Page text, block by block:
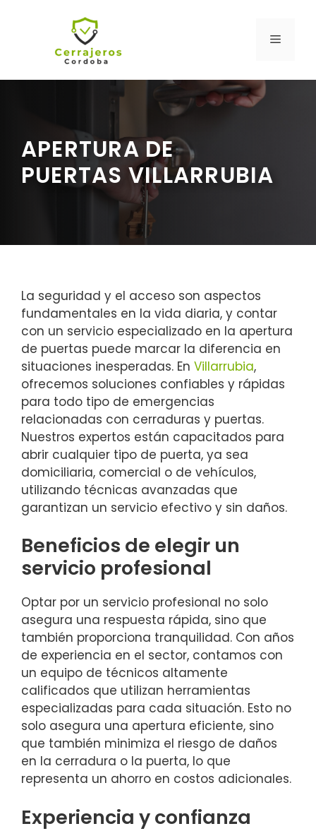
MENÚ
APERTURA DE
PUERTAS VILLARRUBIA
La seguridad y el acceso son aspectos
fundamentales en la vida diaria, y contar
con un servicio especializado en la apertura
de puertas puede marcar la diferencia en
situaciones inesperadas. En Villarrubia,
ofrecemos soluciones confiables y rápidas
para todo tipo de emergencias
relacionadas con cerraduras y puertas.
Nuestros expertos están capacitados para
abrir cualquier tipo de puerta, ya sea
domiciliaria, comercial o de vehículos,
utilizando técnicas avanzadas que
garantizan un servicio efectivo y sin daños.
Beneficios de elegir un
servicio profesional
Optar por un servicio profesional no solo
asegura una respuesta rápida, sino que
también proporciona tranquilidad. Con años
de experiencia en el sector, contamos con
un equipo de técnicos altamente
calificados que utilizan herramientas
especializadas para cada situación. Esto no
solo asegura una apertura eficiente, sino
que también minimiza el riesgo de daños
en la cerradura o la puerta, lo que
representa un ahorro en costos adicionales.
Experiencia y confianza